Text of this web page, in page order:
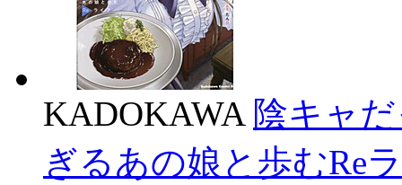
KADOKAWA 陰キャ
ぎるあの娘と歩むRe